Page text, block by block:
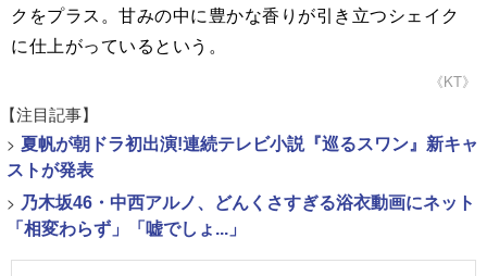
クをプラス。甘みの中に豊かな香りが引き立つシェイク
に仕上がっているという。
《KT》
【注目記事】
> 夏帆が朝ドラ初出演!連続テレビ小説『巡るスワン』新キャ
ストが発表
> 乃木坂46・中西アルノ、どんくさすぎる浴衣動画にネット
「相変わらず」「嘘でしょ...」